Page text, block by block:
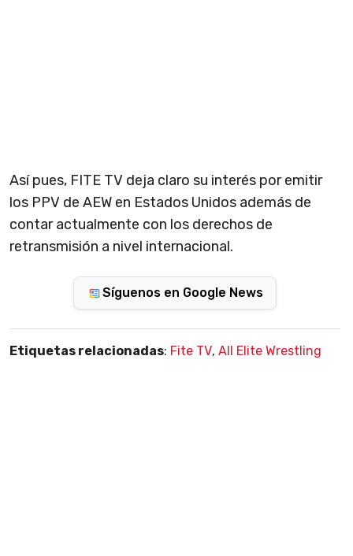
Así pues, FITE TV deja claro su interés por emitir
los PPV de AEW en Estados Unidos además de
contar actualmente con los derechos de
retransmisión a nivel internacional.
Síguenos en Google News
Etiquetas relacionadas: Fite TV, All Elite Wrestling